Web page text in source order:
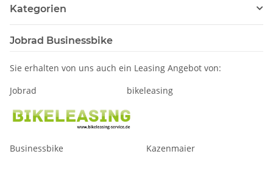
Kategorien
Jobrad Businessbike
Sie erhalten von uns auch ein Leasing Angebot von:
Jobrad bikeleasing
Businessbike Kazenmaier